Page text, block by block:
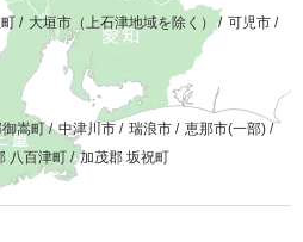
/ 大垣市（上石津地域を除く） / 可児市 /
嵩町/ 中津川市 / 瑞浪市 / 恵那市(一部) /
八百津町 / 加茂郡 坂祝町